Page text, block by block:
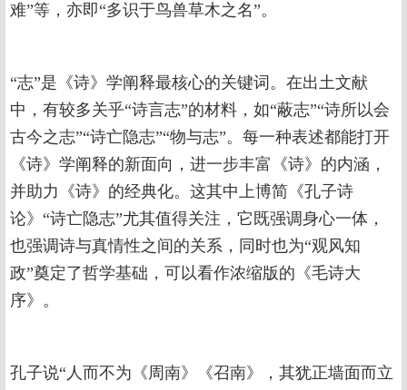
难”等，亦即“多识于鸟兽草木之名”。
“志”是《诗》学阐释最核心的关键词。在出土文献
中，有较多关乎“诗言志”的材料，如“蔽志”“诗所以会
古今之志”“诗亡隐志”“物与志”。每一种表述都能打开
《诗》学阐释的新面向，进一步丰富《诗》的内涵，
并助力《诗》的经典化。这其中上博简《孔子诗
论》“诗亡隐志”尤其值得关注，它既强调身心一体，
也强调诗与真情性之间的关系，同时也为“观风知
政”奠定了哲学基础，可以看作浓缩版的《毛诗大
序》。
孔子说“人而不为《周南》《召南》，其犹正墙面而立